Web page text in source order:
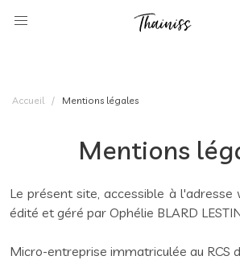
Accueil Mentions légales
Mentions
Le présent site, accessible à l'adresse
édité et géré par Ophélie BLARD
Micro-entreprise immatriculée au RCS